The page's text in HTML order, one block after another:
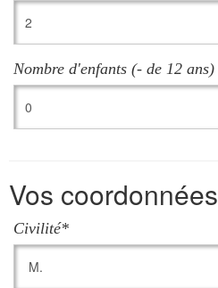
Nombre d'enfants (- de 12 ans)
Vos coordonnées
Civilité*